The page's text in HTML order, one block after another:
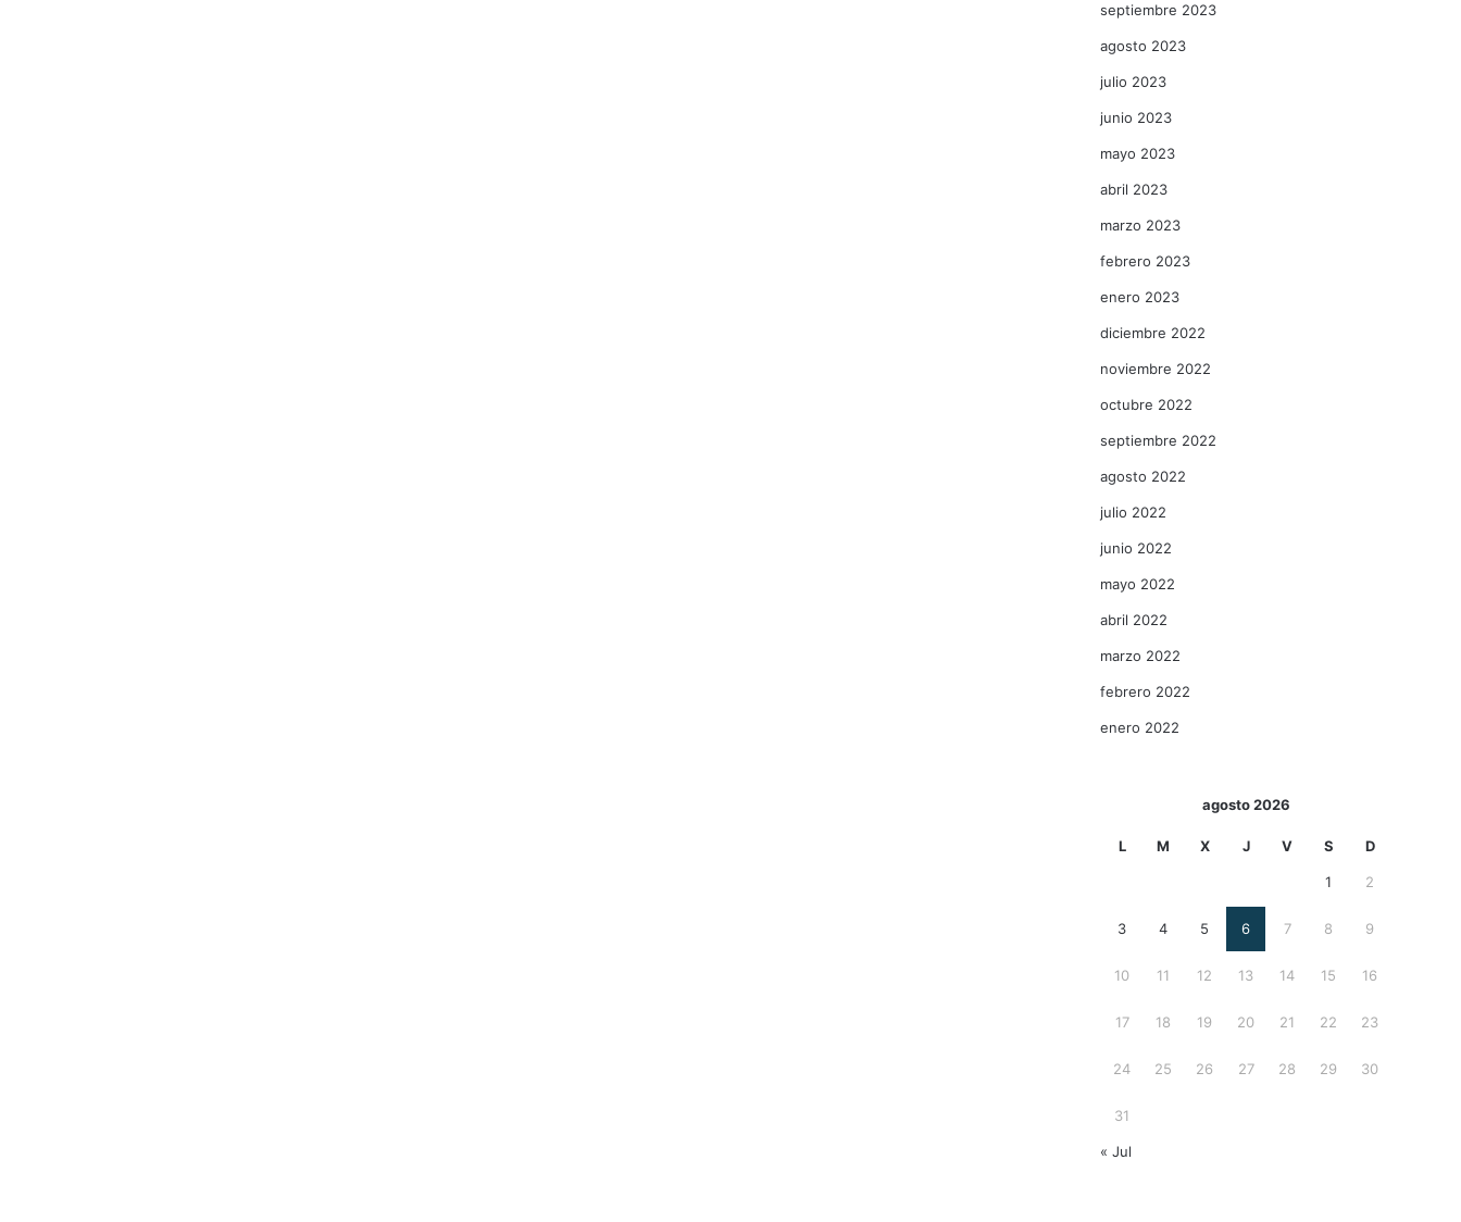
septiembre 2023
agosto 2023
julio 2023
junio 2023
mayo 2023
abril 2023
marzo 2023
febrero 2023
enero 2023
diciembre 2022
noviembre 2022
octubre 2022
septiembre 2022
agosto 2022
julio 2022
junio 2022
mayo 2022
abril 2022
marzo 2022
febrero 2022
enero 2022
agosto 2026
L M X J V S D
1 2
3 4 5 6 7 8 9
10 11 12 13 14 15 16
17 18 19 20 21 22 23
24 25 26 27 28 29 30
31
« Jul